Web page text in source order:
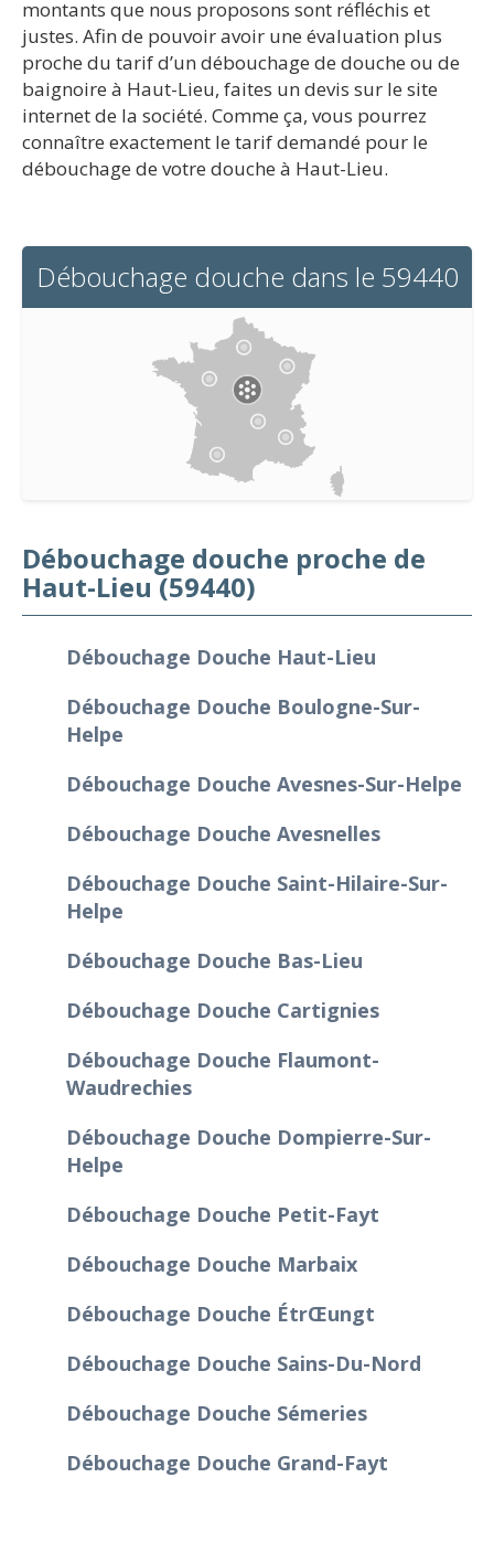
montants que nous proposons sont réfléchis et
justes. Afin de pouvoir avoir une évaluation plus
proche du tarif d’un débouchage de douche ou de
baignoire à Haut-Lieu, faites un devis sur le site
internet de la société. Comme ça, vous pourrez
connaître exactement le tarif demandé pour le
débouchage de votre douche à Haut-Lieu.
Débouchage douche dans le 59440
Débouchage douche proche de
Haut-Lieu (59440)
Débouchage Douche Haut-Lieu
Débouchage Douche Boulogne-Sur-
Helpe
Débouchage Douche Avesnes-Sur-Helpe
Débouchage Douche Avesnelles
Débouchage Douche Saint-Hilaire-Sur-
Helpe
Débouchage Douche Bas-Lieu
Débouchage Douche Cartignies
Débouchage Douche Flaumont-
Waudrechies
Débouchage Douche Dompierre-Sur-
Helpe
Débouchage Douche Petit-Fayt
Débouchage Douche Marbaix
Débouchage Douche Étrœungt
Débouchage Douche Sains-Du-Nord
Débouchage Douche Sémeries
Débouchage Douche Grand-Fayt